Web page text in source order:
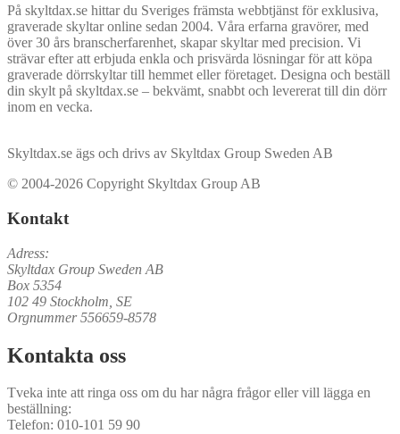
På skyltdax.se hittar du Sveriges främsta webbtjänst för exklusiva,
graverade skyltar online sedan 2004. Våra erfarna gravörer, med
över 30 års branscherfarenhet, skapar skyltar med precision. Vi
strävar efter att erbjuda enkla och prisvärda lösningar för att köpa
graverade dörrskyltar till hemmet eller företaget. Designa och beställ
din skylt på skyltdax.se – bekvämt, snabbt och levererat till din dörr
inom en vecka.
Skyltdax.se ägs och drivs av Skyltdax Group Sweden AB
© 2004-2026 Copyright Skyltdax Group AB
Kontakt
Adress:
Skyltdax Group Sweden AB
Box 5354
102 49 Stockholm, SE
Orgnummer 556659-8578
Kontakta oss
Tveka inte att ringa oss om du har några frågor eller vill lägga en
beställning:
Telefon: 010-101 59 90